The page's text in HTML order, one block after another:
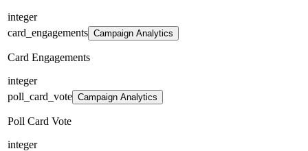
integer
card_engagements Campaign Analytics
Card Engagements
integer
poll_card_vote Campaign Analytics
Poll Card Vote
integer